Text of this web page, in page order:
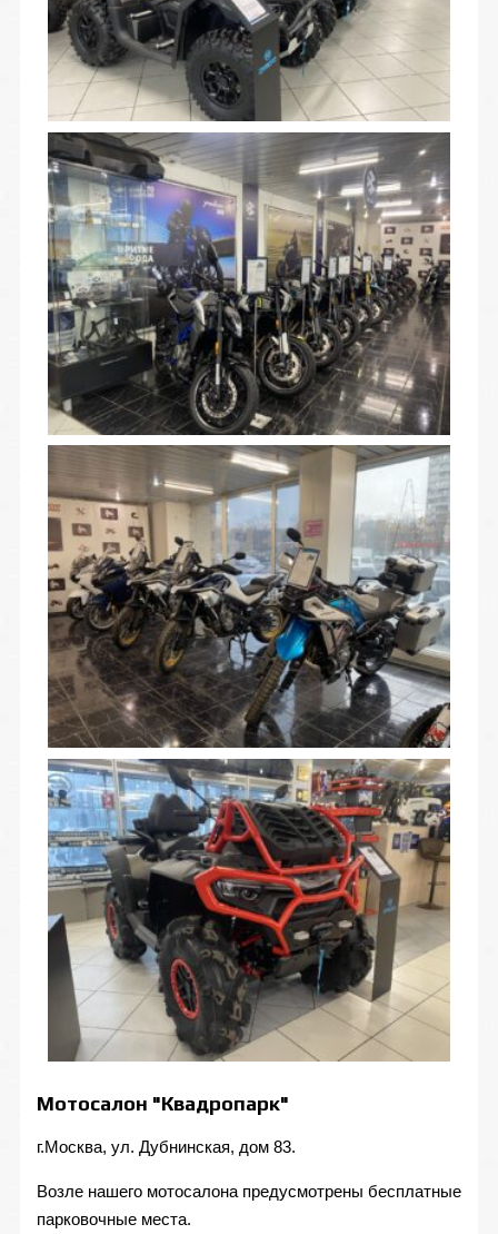
Мотосалон "Квадропарк"
г.Москва, ул. Дубнинская, дом 83.
Возле нашего мотосалона предусмотрены бесплатные
парковочные места.